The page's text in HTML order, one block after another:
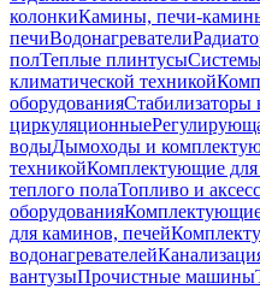
колонкиКамины, печи-
печиВодонагреватели
полТеплые плинтусы
климатической техникой
оборудованияСтабилизаторы
циркуляционные
водыДымоходы и
техникойКомплектующие для
теплого полаТопливо и
оборудования
для каминов, печей
водонагревателей
вантузыПрочистные машины